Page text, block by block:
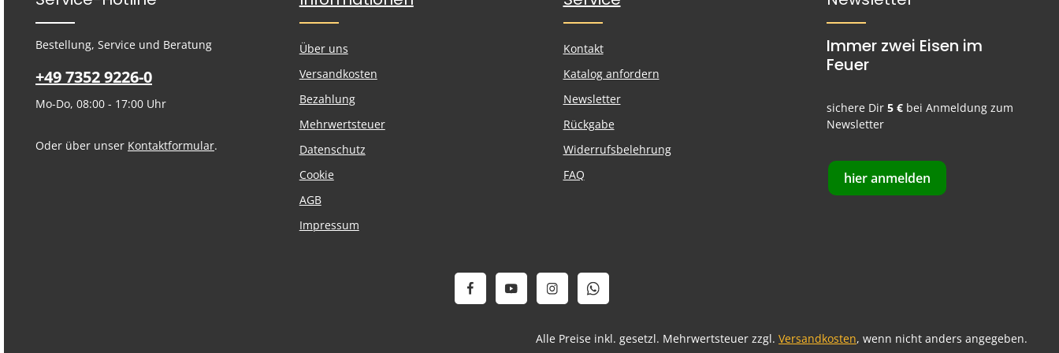
Bestellung, Service und Beratung
+49 7352 9226-0
Mo-Do, 08:00 - 17:00 Uhr
Oder über unser Kontaktformular.
Über uns
Versandkosten
Bezahlung
Mehrwertsteuer
Datenschutz
Cookie
AGB
Impressum
Kontakt
Katalog anfordern
Newsletter
Rückgabe
Widerrufsbelehrung
FAQ
Immer zwei Eisen im
Feuer
sichere Dir5 € bei Anmeldung zum
Newsletter
hier anmelden
Alle Preise inkl. gesetzl. Mehrwertsteuer zzgl. Versandkosten, wenn nicht anders angegeben.